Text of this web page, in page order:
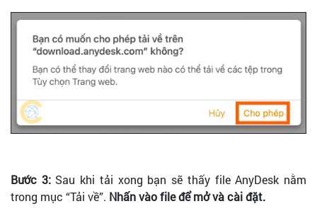
Bước 3: Sau khi tải xong bạn sẽ thấy file AnyDesk nằm
trong mục “Tải về”. Nhấn vào file để mở và cài đặt.